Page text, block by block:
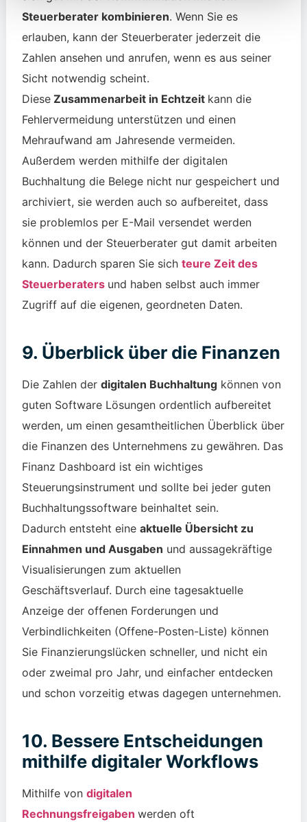
Steuerberater kombinieren. Wenn Sie es
erlauben, kann der Steuerberater jederzeit die
Zahlen ansehen und anrufen, wenn es aus seiner
Sicht notwendig scheint.
DieseZusammenarbeit in Echtzeit kann die
Fehlervermeidung unterstützen und einen
Mehraufwand am Jahresende vermeiden.
Außerdem werden mithilfe der digitalen
Buchhaltung die Belege nicht nur gespeichert und
archiviert, sie werden auch so aufbereitet, dass
sie problemlos per E-Mail versendet werden
können und der Steuerberater gut damit arbeiten
kann. Dadurch sparen Sie sich teure Zeit des
Steuerberaters und haben selbst auch immer
Zugriff auf die eigenen, geordneten Daten.
9. Überblick über die Finanzen
Die Zahlen der digitalen Buchhaltungkönnen von
guten Software Lösungen ordentlich aufbereitet
werden, um einen gesamtheitlichen Überblick über
die Finanzen des Unternehmens zu gewähren. Das
Finanz Dashboard ist ein wichtiges
Steuerungsinstrument und sollte bei jeder guten
Buchhaltungssoftware beinhaltet sein.
Dadurch entsteht eine aktuelle Übersicht zu
Einnahmen und Ausgaben und aussagekräftige
Visualisierungen zum aktuellen
Geschäftsverlauf. Durch eine tagesaktuelle
Anzeige der offenen Forderungen und
Verbindlichkeiten (Offene-Posten-Liste) können
Sie Finanzierungslücken schneller, und nicht ein
oder zweimal pro Jahr, und einfacher entdecken
und schon vorzeitig etwas dagegen unternehmen.
10. Bessere Entscheidungen
mithilfe digitaler Workflows
Mithilfe von digitalen
Rechnungsfreigaben werden oft